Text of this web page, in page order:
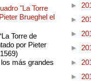
"La Torre
Brueghel el
Torre de
por Pieter
más grandes
►
►
►
►
►
►